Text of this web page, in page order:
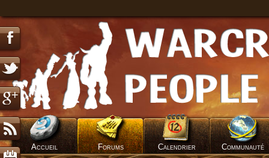
Accueil Forums Calendrier Communauté